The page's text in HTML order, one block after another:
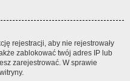
rejestracji, aby nie rejestrowały
zablokować twój adres IP lub
zarejestrować. W sprawie